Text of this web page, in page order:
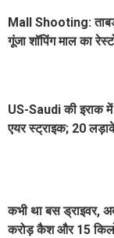
Mall Shooting:
गूंजा शॉपिंग माल का
US-Saudi की इराक में
एयर स्ट्राइक; 20
कभी था बस ड्राइवर,
करोड़ कैश और 15